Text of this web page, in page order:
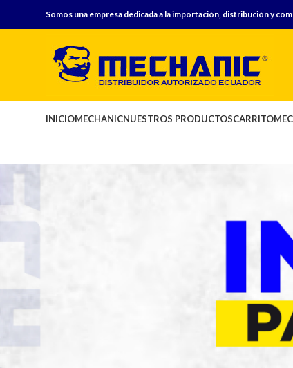
Somos una empresa dedicada a la importación, distribución y
INICIOMECHANICNUESTROS PRODUCTOSCARRITO